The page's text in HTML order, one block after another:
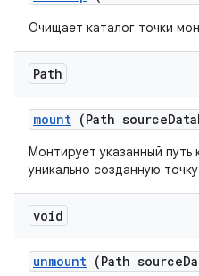
Очищает каталог точки
Path
mount (Path sourceData
Монтирует указанный
уникально созданную
void
unmount (Path source